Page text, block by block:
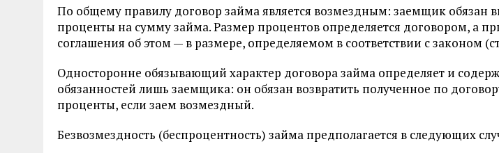
По общему правилу договор займа является возмездным: заемщик обязан
проценты на сумму займа. Размер процентов определяется договором, а
соглашения об этом — в размере, определяемом в соответствии с законом
Односторонне обязывающий характер договора займа определяет и
обязанностей лишь заемщика: он обязан возвратить полученное по
проценты, если заем возмездный.
Безвозмездность (беспроцентность) займа предполагается в следующих